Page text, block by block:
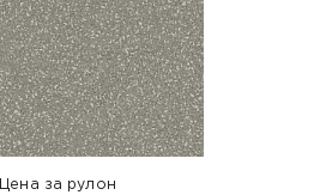
Цена за рулон